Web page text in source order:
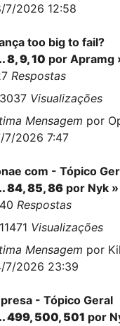
7/2026 12:58
too big to fail?
8,9,10 por Apramg
Respostas
Visualizações
Mensagem por
7/2026 7:47
com - Tópico
84,85,86 por Nyk
Respostas
Visualizações
Mensagem por
7/2026 23:39
- Tópico Geral
499, 500, 501 por